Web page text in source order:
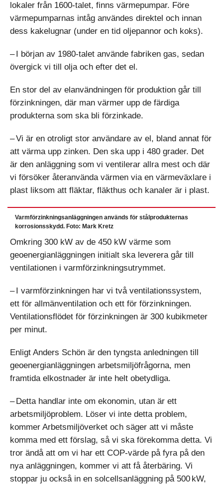
lokaler från 1600-talet, finns värmepumpar. Före
värmepumparnas intåg användes direktel och innan
dess kakelugnar (under en tid oljepannor och koks).
– I början av 1980-talet använde fabriken gas, sedan
övergick vi till olja och efter det el.
En stor del av elanvändningen för produktion går till
förzinkningen, där man värmer upp de färdiga
produkterna som ska bli förzinkade.
– Vi är en otroligt stor användare av el, bland annat för
att värma upp zinken. Den ska upp i 480 grader. Det
är den anläggning som vi ventilerar allra mest och där
vi försöker återanvända värmen via en värmeväxlare i
plast liksom att fläktar, fläkthus och kanaler är i plast.
Varmförzinkningsanläggningen används för stålprodukternas
korrosionsskydd. Foto: Mark Kretz
Omkring 300 kW av de 450 kW värme som
geoenergianläggningen initialt ska leverera går till
ventilationen i varmförzinkningsutrymmet.
– I varmförzinkningen har vi två ventilationssystem,
ett för allmänventilation och ett för förzinkningen.
Ventilationsflödet för förzinkningen är 300 kubikmeter
per minut.
Enligt Anders Schön är den tyngsta anledningen till
geoenergianläggningen arbetsmiljöfrågorna, men
framtida elkostnader är inte helt obetydliga.
– Detta handlar inte om ekonomin, utan är ett
arbetsmiljöproblem. Löser vi inte detta problem,
kommer Arbetsmiljöverket och säger att vi måste
komma med ett förslag, så vi ska förekomma detta. Vi
tror ändå att om vi har ett COP-värde på fyra på den
nya anläggningen, kommer vi att få återbäring. Vi
stoppar ju också in en solcellsanläggning på 500 kW,